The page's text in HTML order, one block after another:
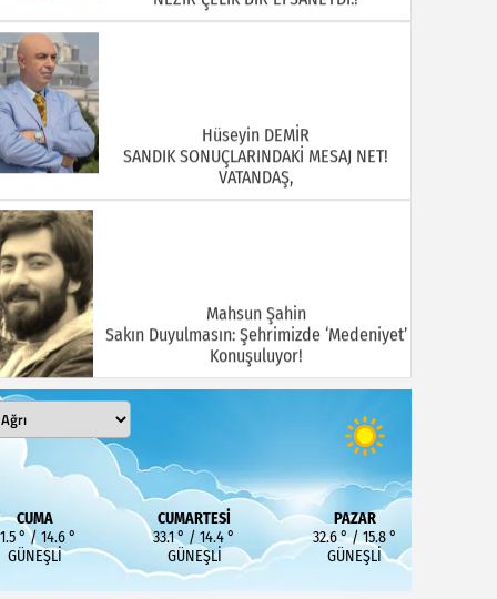
Hüseyin DEMİR
SANDIK SONUÇLARINDAKİ MESAJ NET!
VATANDAŞ,
Mahsun Şahin
Sakın Duyulmasın: Şehrimizde ‘Medeniyet’
Konuşuluyor!
MEHMET KOÇ
DOĞUBAYAZIT ASLINDA BİR İNANÇ
MERKEZİDİR
CUMA
° / 14.6 °
GÜNEŞLI
CUMARTESI
33.1 ° / 14.4 °
GÜNEŞLI
PAZAR
32.6 ° / 15.8 °
GÜNEŞLI